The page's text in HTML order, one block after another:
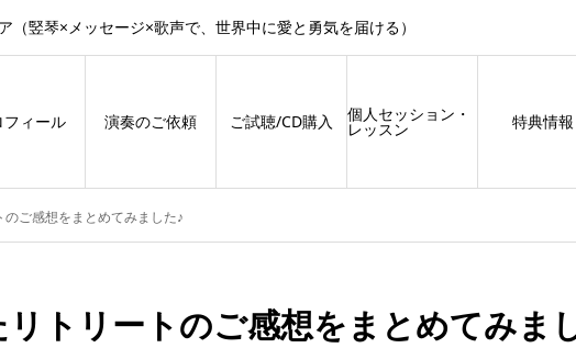
竪琴×メッセージ×歌声で、世界中に愛と勇気を届ける）
フィール 演奏のご依頼 ご試聴/CD購入 個人セッション・
レッスン 特典情報
ご感想をまとめてみました♪
トリートのご感想をまとめてみま